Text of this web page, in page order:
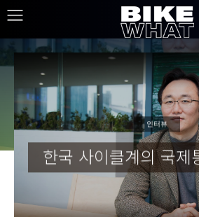
인터뷰
한국 사이클계의 국제